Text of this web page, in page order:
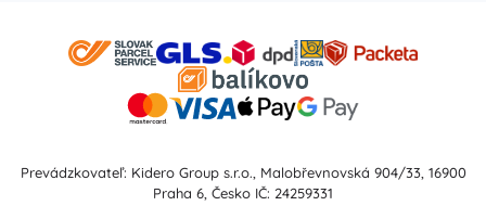
Prevádzkovateľ: Kidero Group s.r.o., Malobřevnovská 904/33, 16900
Praha 6, Česko IČ: 24259331